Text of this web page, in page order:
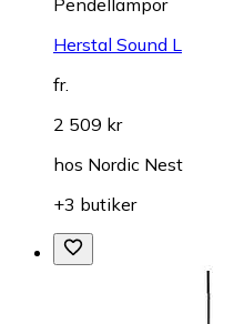
Pendellampor
Herstal Sound L
fr.
2 509 kr
hos Nordic Nest
+3 butiker